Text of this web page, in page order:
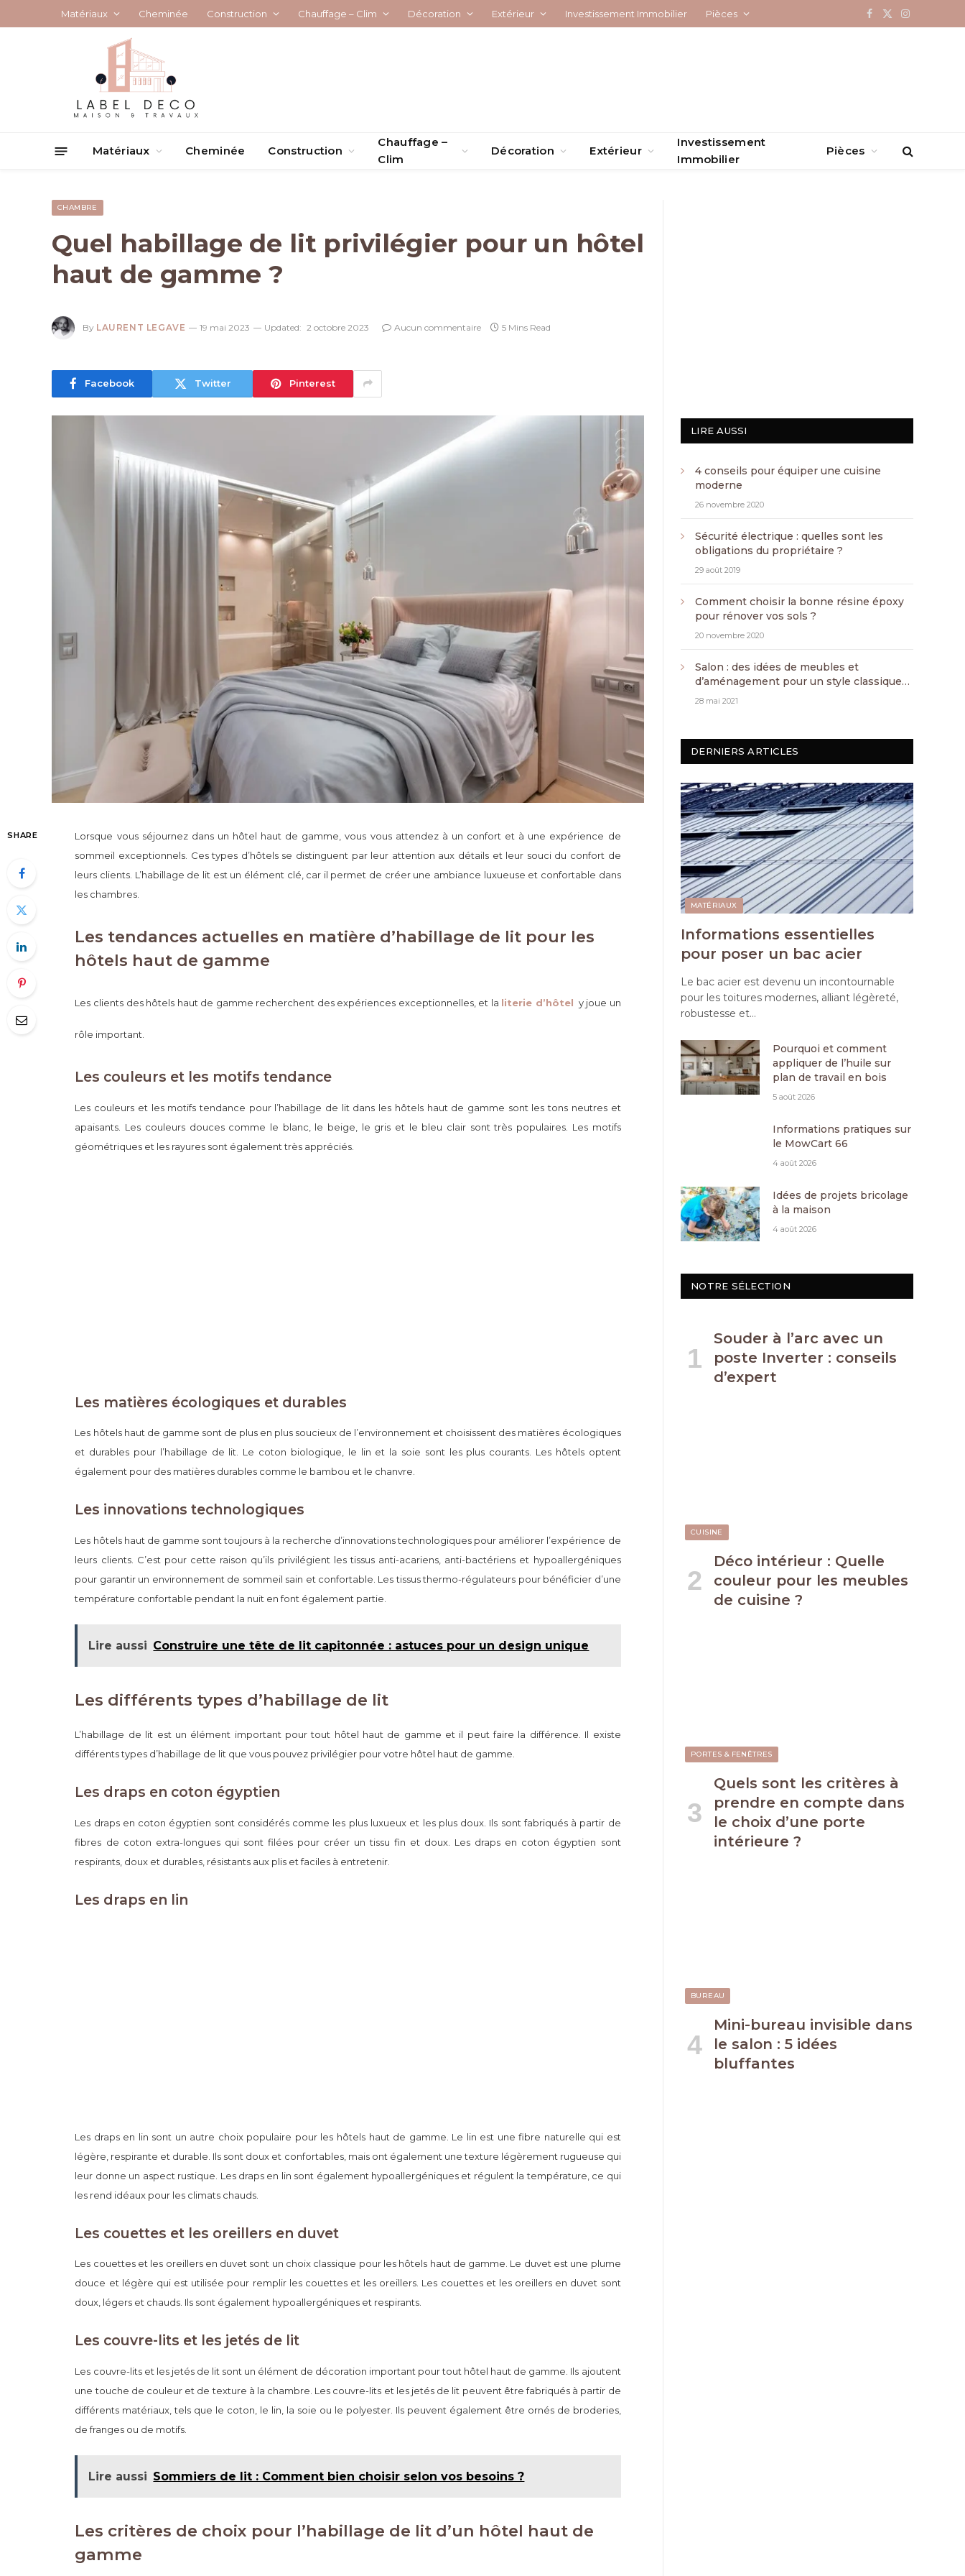
Matériaux Cheminée Construction Chauffage – Clim Décoration Extérieur Investissement Immobilier Pièces Facebook
X
Instagram
Matériaux Cheminée Construction
Chauffage –
Clim
Décoration Extérieur
Investissement
Immobilier
Pièces
CHAMBRE
Quel habillage de lit privilégier pour un hôtel
haut de gamme ?
By LAURENT LEGAVE 19 mai 2023 Updated: 2 octobre 2023 Aucun commentaire 5 Mins Read
Facebook Twitter Pinterest
SHARE
Lorsque vous séjournez dans un hôtel haut de gamme, vous vous attendez à un confort et à une expérience de
sommeil exceptionnels. Ces types d’hôtels se distinguent par leur attention aux détails et leur souci du confort de
leurs clients. L’habillage de lit est un élément clé, car il permet de créer une ambiance luxueuse et confortable dans
les chambres.
Les tendances actuelles en matière d’habillage de lit pour les
hôtels haut de gamme
Les clients des hôtels haut de gamme recherchent des expériences exceptionnelles, et la literie d’hôtel y joue un
rôle important.
Les couleurs et les motifs tendance
Les couleurs et les motifs tendance pour l’habillage de lit dans les hôtels haut de gamme sont les tons neutres et
apaisants. Les couleurs douces comme le blanc, le beige, le gris et le bleu clair sont très populaires. Les motifs
géométriques et les rayures sont également très appréciés.
Les matières écologiques et durables
Les hôtels haut de gamme sont de plus en plus soucieux de l’environnement et choisissent des matières écologiques
et durables pour l’habillage de lit. Le coton biologique, le lin et la soie sont les plus courants. Les hôtels optent
également pour des matières durables comme le bambou et le chanvre.
Les innovations technologiques
Les hôtels haut de gamme sont toujours à la recherche d’innovations technologiques pour améliorer l’expérience de
leurs clients. C’est pour cette raison qu’ils privilégient les tissus anti-acariens, anti-bactériens et hypoallergéniques
pour garantir un environnement de sommeil sain et confortable. Les tissus thermo-régulateurs pour bénéficier d’une
température confortable pendant la nuit en font également partie.
Lire aussi Construire une tête de lit capitonnée : astuces pour un design unique
Les différents types d’habillage de lit
L’habillage de lit est un élément important pour tout hôtel haut de gamme et il peut faire la différence. Il existe
différents types d’habillage de lit que vous pouvez privilégier pour votre hôtel haut de gamme.
Les draps en coton égyptien
Les draps en coton égyptien sont considérés comme les plus luxueux et les plus doux. Ils sont fabriqués à partir de
fibres de coton extra-longues qui sont filées pour créer un tissu fin et doux. Les draps en coton égyptien sont
respirants, doux et durables, résistants aux plis et faciles à entretenir.
Les draps en lin
Les draps en lin sont un autre choix populaire pour les hôtels haut de gamme. Le lin est une fibre naturelle qui est
légère, respirante et durable. Ils sont doux et confortables, mais ont également une texture légèrement rugueuse qui
leur donne un aspect rustique. Les draps en lin sont également hypoallergéniques et régulent la température, ce qui
les rend idéaux pour les climats chauds.
Les couettes et les oreillers en duvet
Les couettes et les oreillers en duvet sont un choix classique pour les hôtels haut de gamme. Le duvet est une plume
douce et légère qui est utilisée pour remplir les couettes et les oreillers. Les couettes et les oreillers en duvet sont
doux, légers et chauds. Ils sont également hypoallergéniques et respirants.
Les couvre-lits et les jetés de lit
Les couvre-lits et les jetés de lit sont un élément de décoration important pour tout hôtel haut de gamme. Ils ajoutent
une touche de couleur et de texture à la chambre. Les couvre-lits et les jetés de lit peuvent être fabriqués à partir de
différents matériaux, tels que le coton, le lin, la soie ou le polyester. Ils peuvent également être ornés de broderies,
de franges ou de motifs.
Lire aussi Sommiers de lit : Comment bien choisir selon vos besoins ?
Les critères de choix pour l’habillage de lit d’un hôtel haut de
gamme
LIRE AUSSI
4 conseils pour équiper une cuisine
moderne
26 novembre 2020
Sécurité électrique : quelles sont les
obligations du propriétaire ?
29 août 2019
Comment choisir la bonne résine époxy
pour rénover vos sols ?
20 novembre 2020
Salon : des idées de meubles et
d’aménagement pour un style classique
chic
28 mai 2021
DERNIERS ARTICLES
MATÉRIAUX
Informations essentielles
pour poser un bac acier
Le bac acier est devenu un incontournable
pour les toitures modernes, alliant légèreté,
robustesse et…
Pourquoi et comment
appliquer de l’huile sur
plan de travail en bois
5 août 2026
Informations pratiques sur
le MowCart 66
4 août 2026
Idées de projets bricolage
à la maison
4 août 2026
NOTRE SÉLECTION
Souder à l’arc avec un
poste Inverter : conseils
d’expert
CUISINE
Déco intérieur : Quelle
couleur pour les meubles
de cuisine ?
PORTES & FENÊTRES
Quels sont les critères à
prendre en compte dans
le choix d’une porte
intérieure ?
BUREAU
Mini-bureau invisible dans
le salon : 5 idées
bluffantes